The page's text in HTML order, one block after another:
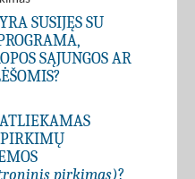
SUSIJĘS SU
SĄJUNGOS AR
PIRKIMŲ
pirkimas)?